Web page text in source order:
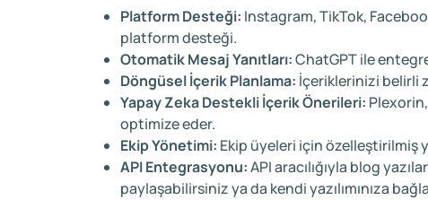
Platform Desteği: Instagram, TikTok,
platform desteği.
Otomatik Mesaj Yanıtları:ChatGPT ile
Döngüsel İçerik Planlama: İçeriklerinizi belirli
Yapay Zeka Destekli İçerik Önerileri:
optimize eder.
Ekip Yönetimi: Ekip üyeleri için özelleştirilmiş
API Entegrasyonu:API aracılığıyla blog
paylaşabilirsiniz ya da kendi yazılımınıza